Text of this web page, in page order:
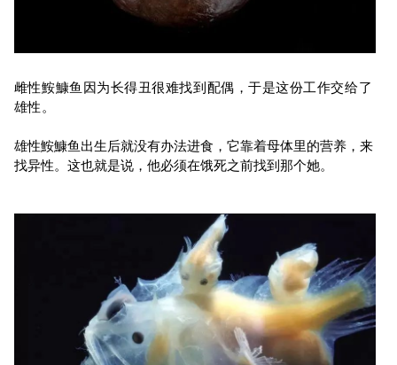
雌性鮟鱇鱼因为长得丑很难找到配偶，于是这份工作交给了
雄性。
雄性鮟鱇鱼出生后就没有办法进食，它靠着母体里的营养，来
找异性。这也就是说，他必须在饿死之前找到那个她。